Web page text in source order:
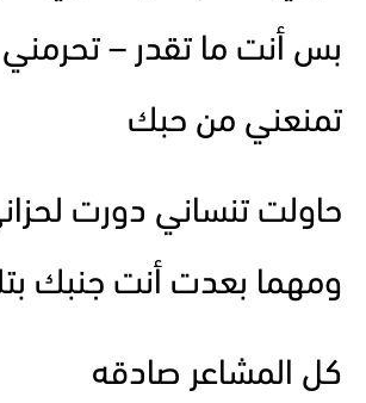
بس أنت ما تقدر –
تمنعني من حبك
حاولت تنساني دورت
ومهما بعدت أنت جنبك
كل المشاعر صادقه